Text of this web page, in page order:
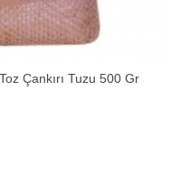
Çankırı Tuzu 500 Gr